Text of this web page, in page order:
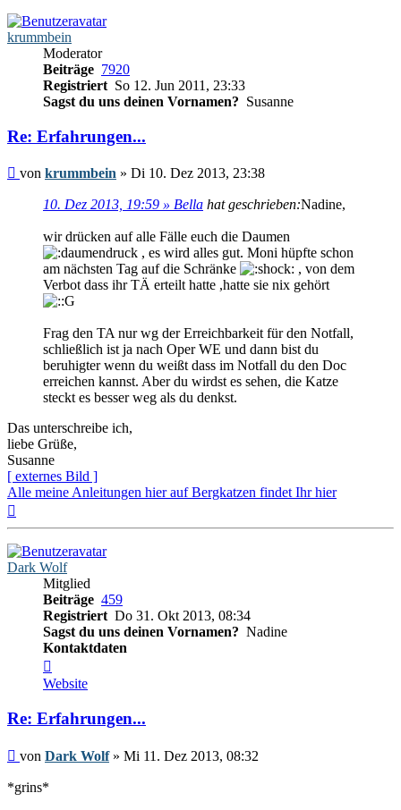
krummbein
Moderator
Beiträge 7920
Registriert So 12. Jun 2011, 23:33
Sagst du uns deinen Vornamen? Susanne
Re: Erfahrungen...
Beitrag
von krummbein » Di 10. Dez 2013, 23:38
10. Dez 2013, 19:59 » Bella hat geschrieben:Nadine,
wir drücken auf alle Fälle euch die Daumen
, es wird alles gut. Moni hüpfte schon
am nächsten Tag auf die Schränke
, von dem
Verbot dass ihr TÄ erteilt hatte ,hatte sie nix gehört
Frag den TA nur wg der Erreichbarkeit für den Notfall,
schließlich ist ja nach Oper WE und dann bist du
beruhigter wenn du weißt dass im Notfall du den Doc
erreichen kannst. Aber du wirdst es sehen, die Katze
steckt es besser weg als du denkst.
Das unterschreibe ich,
liebe Grüße,
Susanne
[ externes Bild ]
Alle meine Anleitungen hier auf Bergkatzen findet Ihr hier
Dark Wolf
Mitglied
Beiträge 459
Registriert Do 31. Okt 2013, 08:34
Sagst du uns deinen Vornamen? Nadine
Kontaktdaten
von
Dark
Wolf
Website
Re: Erfahrungen...
Beitrag
von Dark Wolf» Mi 11. Dez 2013, 08:32
*grins*